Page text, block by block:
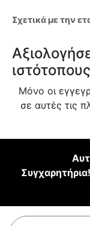
Σχετικά με την
ιστότοπους
Μόνο οι
σε αυτές τις
Συγχαρητήρια!